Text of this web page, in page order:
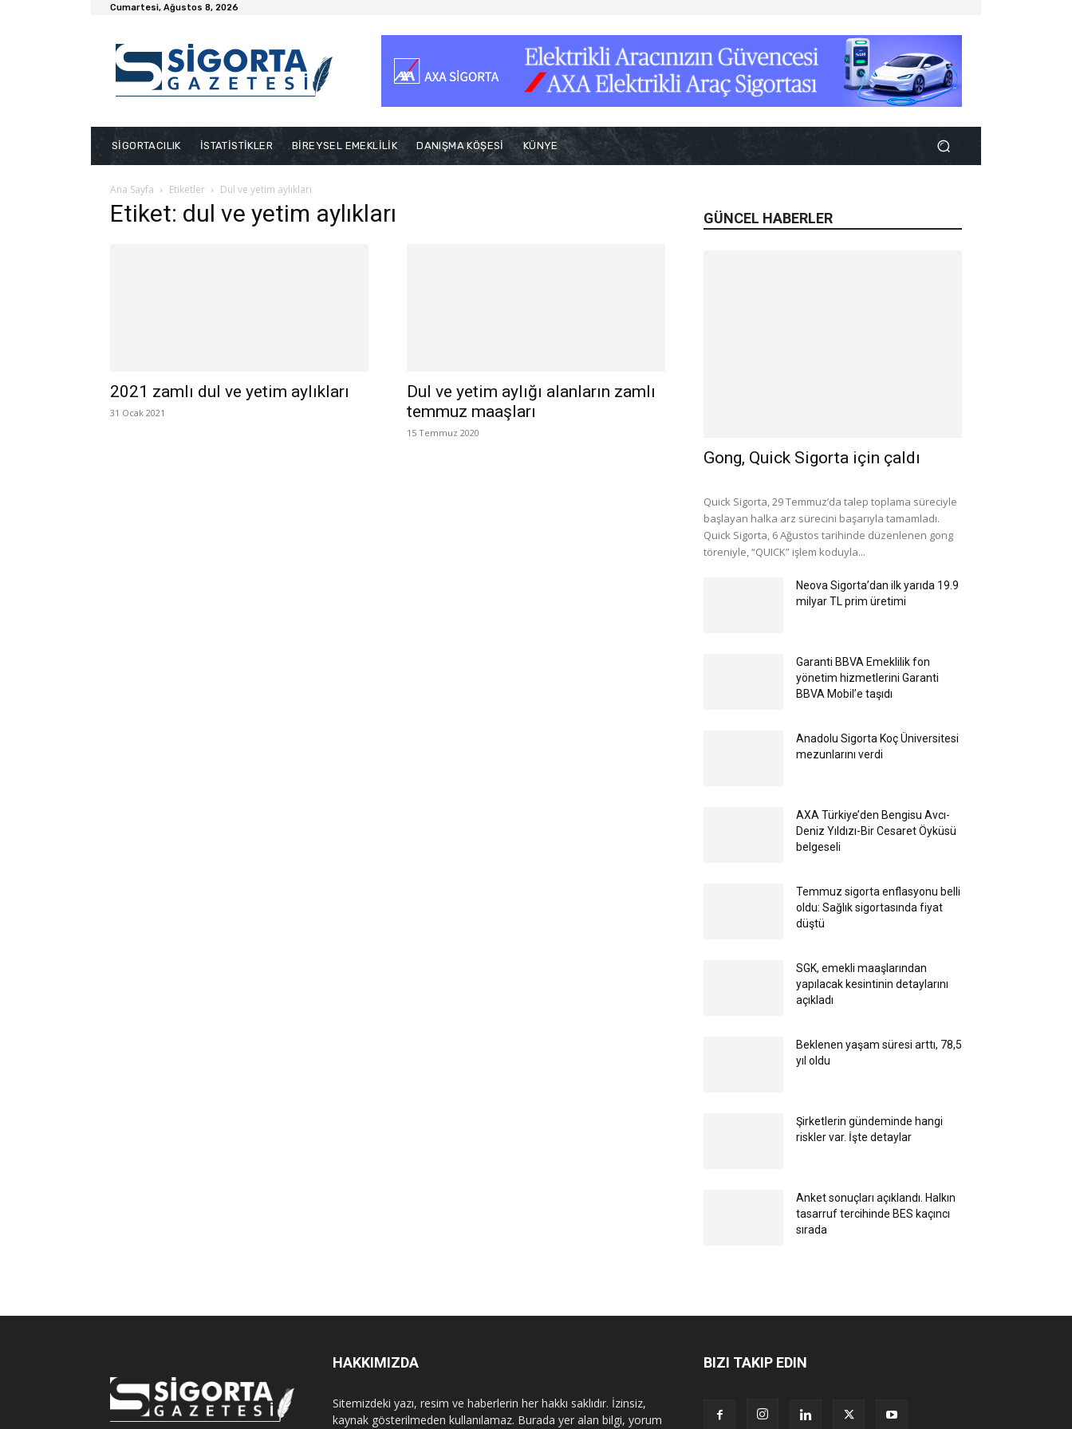
Cumartesi, Ağustos 8, 2026
SİGORTACILIK İSTATİSTİKLER BİREYSEL EMEKLİLİK DANIŞMA KÖŞESİ KÜNYE
Ana Sayfa Etiketler Dul ve yetim aylıkları
Etiket: dul ve yetim aylıkları
2021 zamlı dul ve yetim aylıkları
31 Ocak 2021
Dul ve yetim aylığı alanların zamlı
temmuz maaşları
15 Temmuz 2020
GÜNCEL HABERLER
Gong, Quick Sigorta için çaldı
Quick Sigorta, 29 Temmuz’da talep toplama süreciyle
başlayan halka arz sürecini başarıyla tamamladı.
Quick Sigorta, 6 Ağustos tarihinde düzenlenen gong
töreniyle, “QUICK” işlem koduyla...
Neova Sigorta’dan ilk yarıda 19.9
milyar TL prim üretimi
Garanti BBVA Emeklilik fon
yönetim hizmetlerini Garanti
BBVA Mobil’e taşıdı
Anadolu Sigorta Koç Üniversitesi
mezunlarını verdi
AXA Türkiye’den Bengisu Avcı-
Deniz Yıldızı-Bir Cesaret Öyküsü
belgeseli
Temmuz sigorta enflasyonu belli
oldu: Sağlık sigortasında fiyat
düştü
SGK, emekli maaşlarından
yapılacak kesintinin detaylarını
açıkladı
Beklenen yaşam süresi arttı, 78,5
yıl oldu
Şirketlerin gündeminde hangi
riskler var. İşte detaylar
Anket sonuçları açıklandı. Halkın
tasarruf tercihinde BES kaçıncı
sırada
HAKKIMIZDA
Sitemizdeki yazı, resim ve haberlerin her hakkı saklıdır. İzinsiz,
kaynak gösterilmeden kullanılamaz. Burada yer alan bilgi, yorum
BIZI TAKIP EDIN